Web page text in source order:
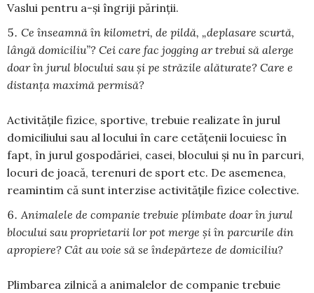
Vaslui pentru a-și îngriji părinții.
Ce înseamnă în kilometri, de pildă, „deplasare scurtă,
lângă domiciliu”? Cei care fac jogging ar trebui să alerge
doar în jurul blocului sau şi pe străzile alăturate? Care e
distanţa maximă permisă?
Activitățile fizice, sportive, trebuie realizate în jurul
domiciliului sau al locului în care cetățenii locuiesc în
fapt, în jurul gospodăriei, casei, blocului și nu în parcuri,
locuri de joacă, terenuri de sport etc. De asemenea,
reamintim că sunt interzise activitățile fizice colective.
Animalele de companie trebuie plimbate doar în jurul
blocului sau proprietarii lor pot merge şi în parcurile din
apropiere? Cât au voie să se îndepărteze de domiciliu?
Plimbarea zilnică a animalelor de companie trebuie